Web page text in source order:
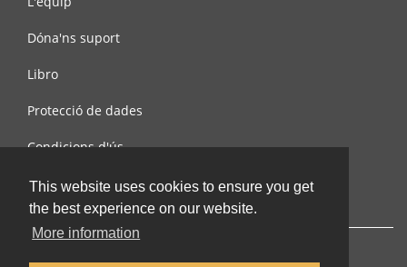
This website uses cookies to ensure you get
the best experience on our website.
More information
Dóna'ns suport
Libro
Protecció de dades
Condicions d'ús
Contacta amb nosaltres